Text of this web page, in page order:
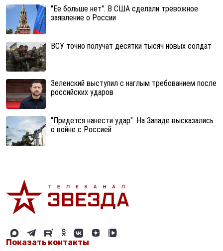
"Ее больше нет". В США сделали тревожное
заявление о России
ВСУ точно получат десятки тысяч новых солдат
Зеленский выступил с наглым требованием после
российских ударов
"Придется нанести удар". На Западе высказались
о войне с Россией
Показать контакты